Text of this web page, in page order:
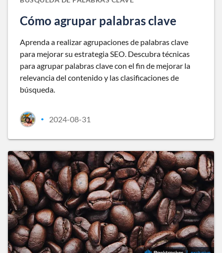
Cómo agrupar palabras clave
Aprenda a realizar agrupaciones de palabras clave
para mejorar su estrategia SEO. Descubra técnicas
para agrupar palabras clave con el fin de mejorar la
relevancia del contenido y las clasificaciones de
búsqueda.
• 2024-08-31